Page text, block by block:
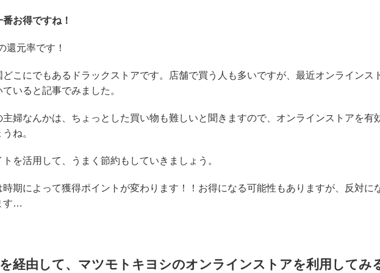
番お得ですね！
還元率です！
こにでもあるドラックストアです。店舗で買う人も多いですが、最近オンラインス
いると記事でみました。
婦なんかは、ちょっとした買い物も難しいと聞きますので、オンラインストアを有
ね。
を活用して、うまく節約もしていきましょう。
期によって獲得ポイントが変わります！！お得になる可能性もありますが、反対に
す…
経由して、マツモトキヨシのオンラインストアを利用してみ